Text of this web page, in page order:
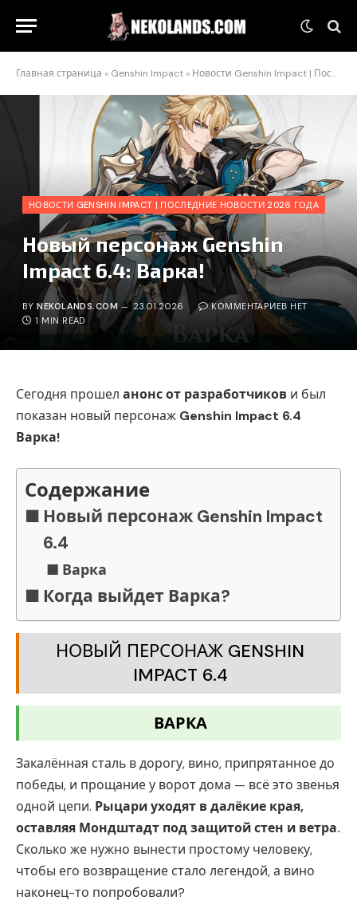
Главная страница » Genshin Impact » Новости Genshin Impact | Последние новости 2026 года
НОВОСТИ GENSHIN IMPACT | ПОСЛЕДНИЕ НОВОСТИ 2026 ГОДА
Новый персонаж Genshin
Impact 6.4: Варка!
BY NEKOLANDS.COM 23.01.2026
КОММЕНТАРИЕВ НЕТ
1 MIN READ
Сегодня прошел анонс от разработчиков и был
показан новый персонаж Genshin Impact 6.4
Варка!
Содержание
Новый персонаж Genshin Impact
6.4
Варка
Когда выйдет Варка?
НОВЫЙ ПЕРСОНАЖ GENSHIN
IMPACT 6.4
ВАРКА
Закалённая сталь в дорогу, вино, припрятанное до
победы, и прощание у ворот дома — всё это звенья
одной цепи. Рыцари уходят в далёкие края,
оставляя Мондштадт под защитой стен и ветра.
Сколько же нужно вынести простому человеку,
чтобы его возвращение стало легендой, а вино
наконец-то попробовали?